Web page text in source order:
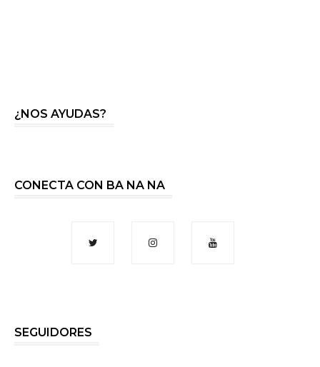
¿NOS AYUDAS?
CONECTA CON BA NA NA
SEGUIDORES